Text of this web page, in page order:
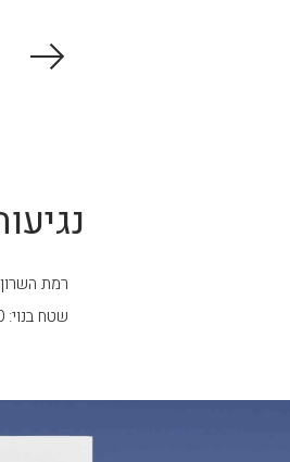
רמת השרון
שטח בנוי: 300 מ"ר